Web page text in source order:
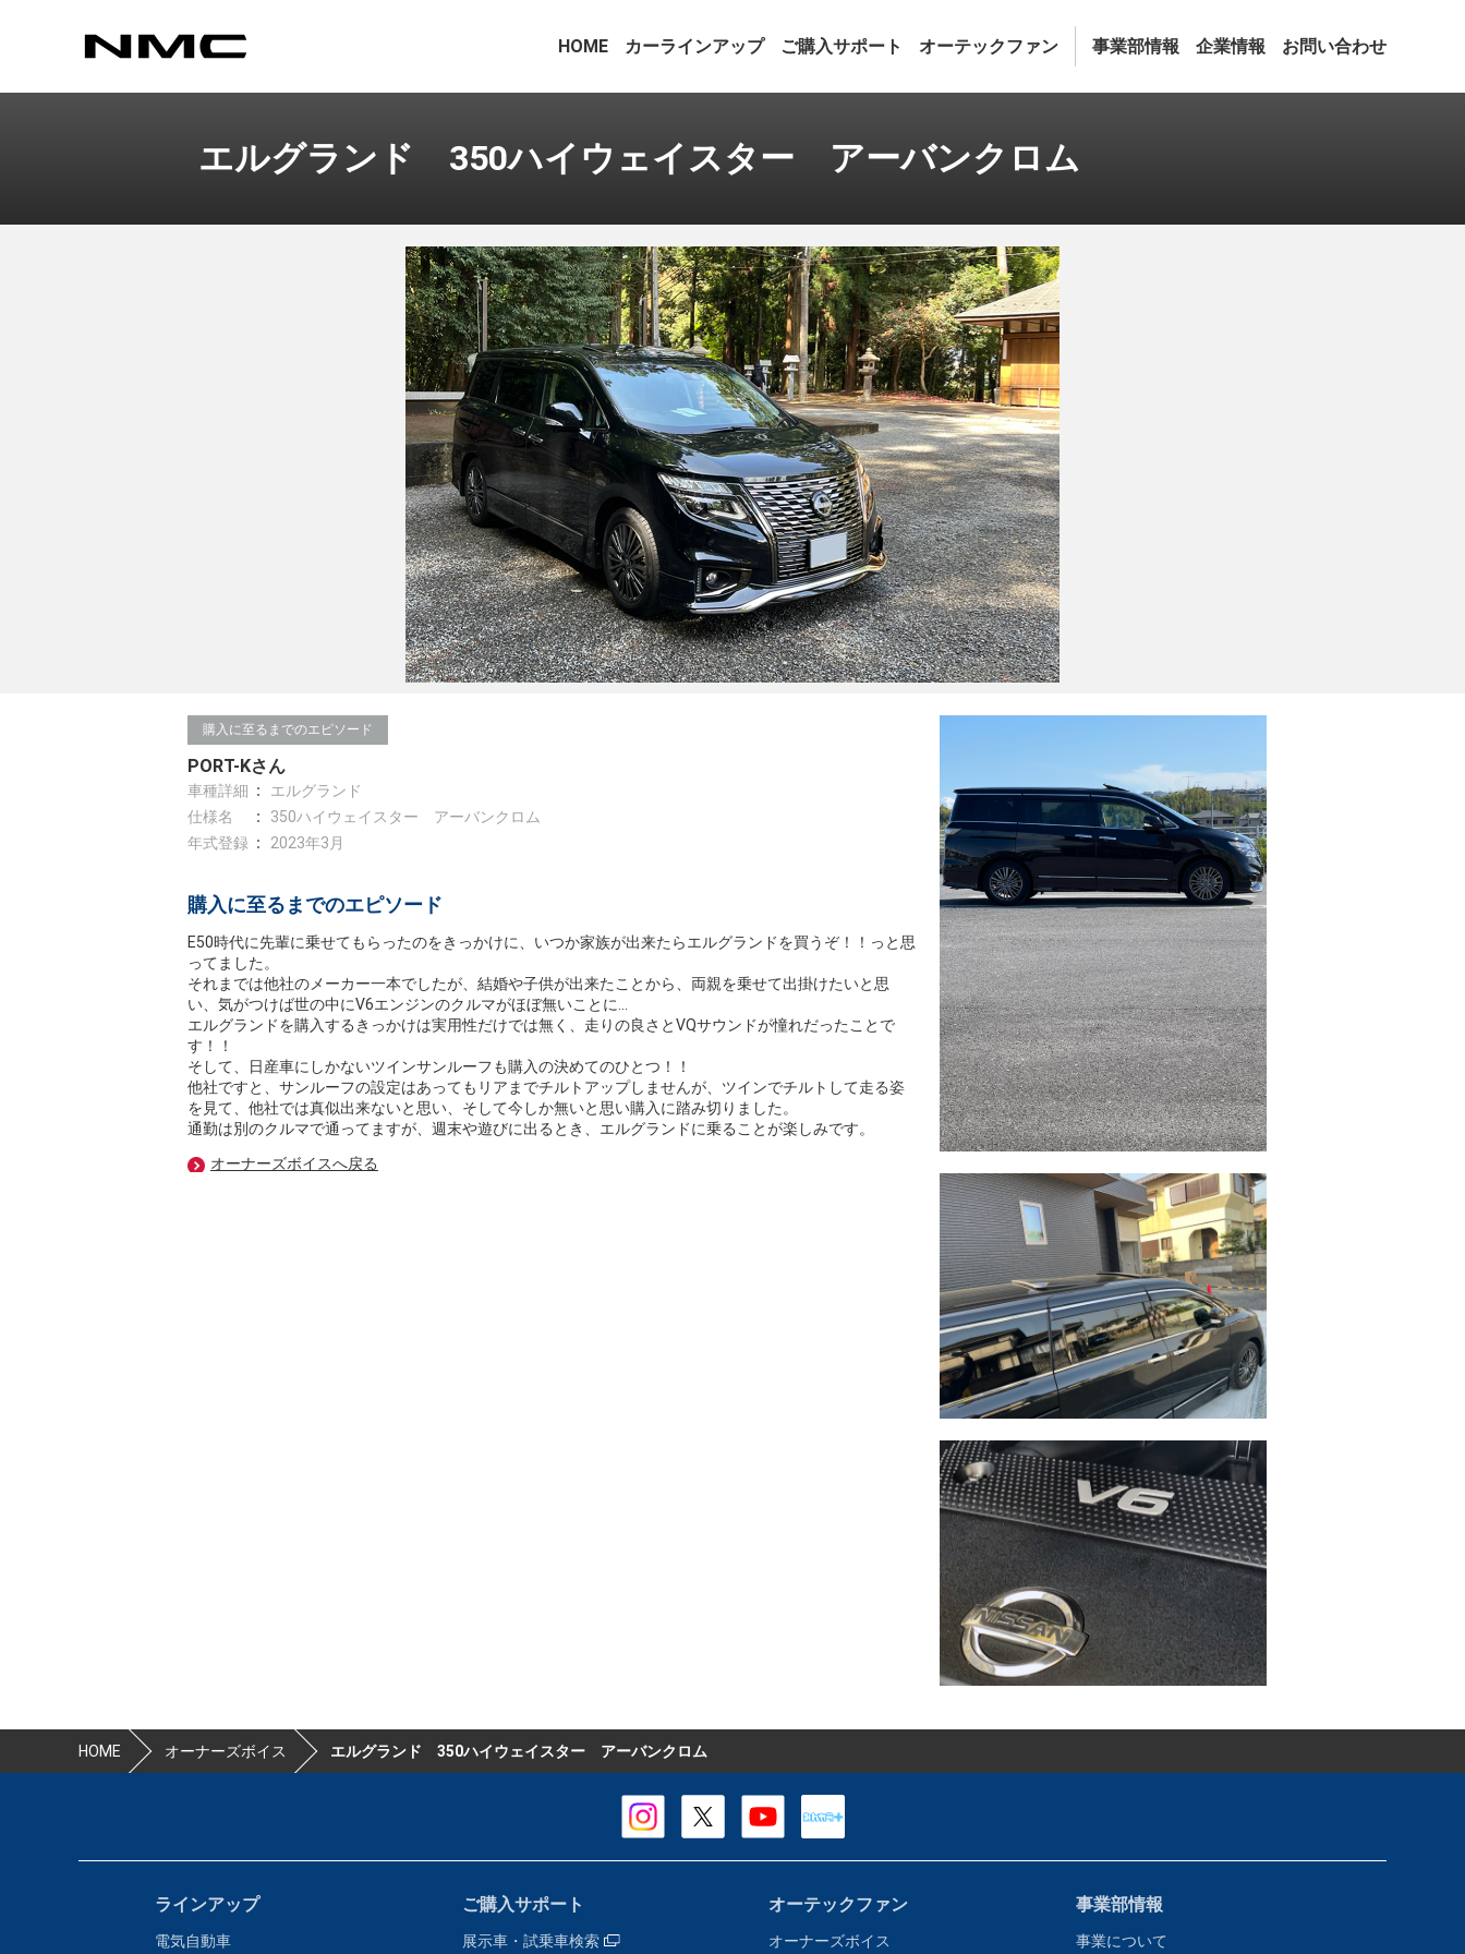
HOME カーラインアップ ご購入サポート オーテックファン 事業部情報 企業情報 お問い合わせ
エルグランド 350ハイウェイスター アーバンクロム
購入に至るまでのエピソード
PORT-Kさん
車種詳細
エルグランド
仕様名
350ハイウェイスター アーバンクロム
年式登録
2023年3月
購入に至るまでのエピソード
E50時代に先輩に乗せてもらったのをきっかけに、いつか家族が出来たらエルグランドを買うぞ！！っと思
ってました。
それまでは他社のメーカー一本でしたが、結婚や子供が出来たことから、両親を乗せて出掛けたいと思
い、気がつけば世の中にV6エンジンのクルマがほぼ無いことに…
エルグランドを購入するきっかけは実用性だけでは無く、走りの良さとVQサウンドが憧れだったことで
す！！
そして、日産車にしかないツインサンルーフも購入の決めてのひとつ！！
他社ですと、サンルーフの設定はあってもリアまでチルトアップしませんが、ツインでチルトして走る姿
を見て、他社では真似出来ないと思い、そして今しか無いと思い購入に踏み切りました。
通勤は別のクルマで通ってますが、週末や遊びに出るとき、エルグランドに乗ることが楽しみです。
オーナーズボイスへ戻る
HOME オーナーズボイス エルグランド 350ハイウェイスター アーバンクロム
ラインアップ
電気自動車
ご購入サポート
展示車・試乗車検索
オーテックファン
オーナーズボイス
事業部情報
事業について